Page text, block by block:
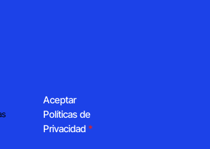
Aceptar
Políticas de
Privacidad *